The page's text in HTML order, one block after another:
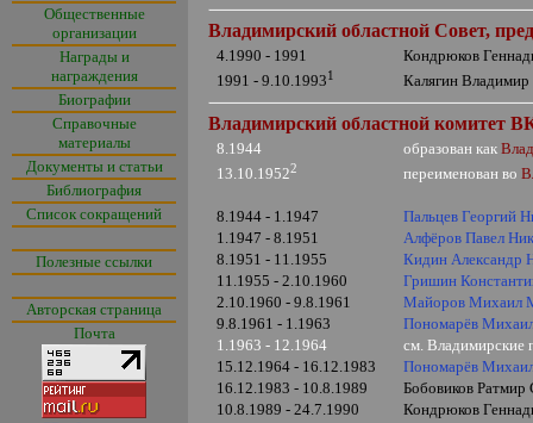
Общественные
организации
Награды и
награждения
Биографии
Справочные
материалы
Документы и статьи
Библиография
Список сокращений
Полезные ссылки
Авторская страница
Почта
Владимирский областной Совет,
4.1990 - 1991
Кондрюков
1991 - 9.10.19931 Калягин
Владимирский областной комитет
8.1944 образован как
13.10.19522 переименован во
8.1944 - 1.1947
Пальцев Георгий
1.1947 - 8.1951
Алфёров Павел
8.1951 - 11.1955
Кидин Александр
11.1955 - 2.10.1960
Гришин
2.10.1960 - 9.8.1961
Майоров Михаил
9.8.1961 - 1.1963
Пономарёв
1.1963 - 12.1964
см.
15.12.1964 - 16.12.1983
Пономарёв
16.12.1983 - 10.8.1989
Бобовиков
10.8.1989 - 24.7.1990
Кондрюков